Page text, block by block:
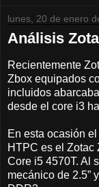
lunes, 20 de enero
Análisis
Recientemente
Zbox equipados
incluidos
desde el core i3
En esta ocasión
HTPC es el Zotac
Core i5 4570T. Al
mecánico de 2.5”